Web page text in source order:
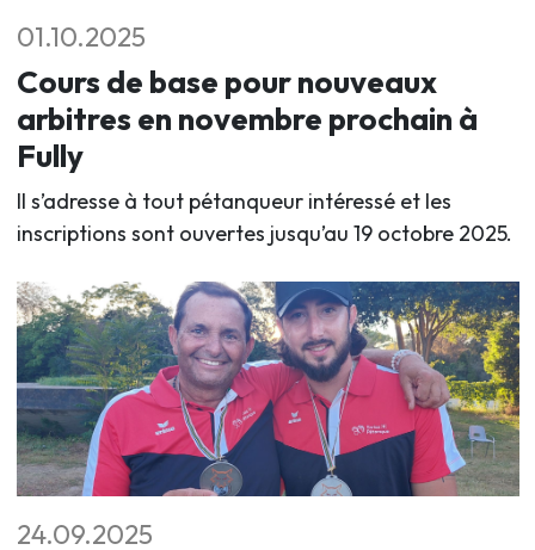
01.10.2025
Cours de base pour nouveaux
arbitres en novembre prochain à
Fully
Il s’adresse à tout pétanqueur intéressé et les
inscriptions sont ouvertes jusqu’au 19 octobre 2025.
24.09.2025